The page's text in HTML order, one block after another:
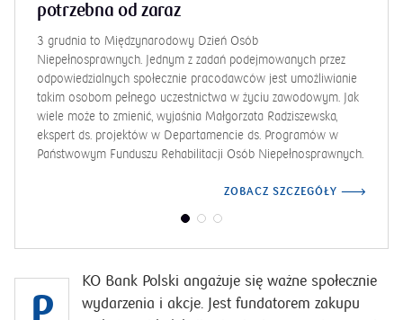
P
KO Bank Polski angażuje się ważne społecznie
i wyposażenia używanego przez żołnierzy
Wojska Polskiego w okresie 20-lecia międzywojennego i
Kuba, założył konto w PKO Banku Polskim. W przerwie między
grą w Fortnite a czytaniem lektury na polski, rozkminił, jak
działa IKO. Zajęło mu to 3 minuty. Wie, że nie musi już „męczyć
matki”, żeby zaszyła mu dziurę w kieszeni kurtki – z moniakami
rozstał się właśnie na dobre!
ZOBACZ SZCZEGÓŁY